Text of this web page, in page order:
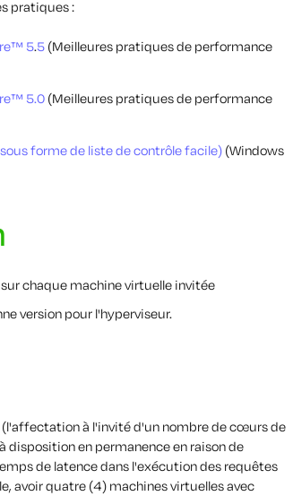
pratiques :
5.5 (Meilleures pratiques de performance
5.0 (Meilleures pratiques de performance
forme de liste de contrôle facile) (Windows
chaque machine virtuelle invitée
version pour l'hyperviseur.
à l'invité d'un nombre de cœurs de
en permanence en raison de
de latence dans l'exécution des requêtes
avoir quatre (4) machines virtuelles avec